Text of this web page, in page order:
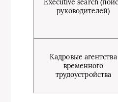
Executive search
руководителей)
Кадровые агентства
временного
трудоустройства